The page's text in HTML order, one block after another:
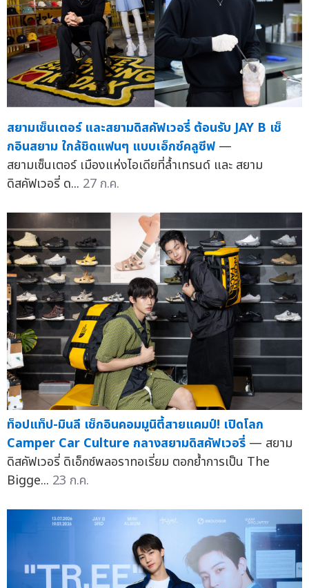
สยามเซ็นเตอร์ และสยามดิสคัฟเวอรี่ ต้อนรับ JAY B เช็
กอินสยาม ใกล้ชิดแฟนๆ แบบเอ็กซ์คลูซีฟ —
สยามเซ็นเตอร์ เมืองแห่งไอเดียที่ล้ำเทรนด์ และ สยาม
ดิสคัฟเวอรี่ ด... 27 ก.ค.
ท็อปแท็ป-มินลี เช็กอินคอมมูนิตี้สายแคมป์! เปิดโลก
Camper Car Culture กลางสยามดิสคัฟเวอรี่ — สยาม
ดิสคัฟเวอรี่ ดิเอ็กซ์พลอราทอเรี่ยม ตอกย้ำการเป็น The
Bigge... 23 ก.ค.